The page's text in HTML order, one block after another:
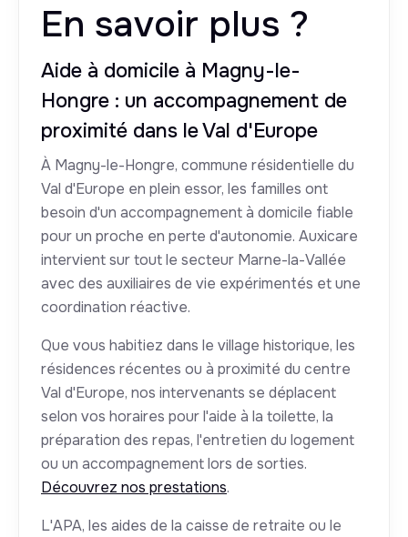
En savoir plus ?
Aide à domicile à Magny-le-
Hongre : un accompagnement de
proximité dans le Val d'Europe
À Magny-le-Hongre, commune résidentielle du
Val d'Europe en plein essor, les familles ont
besoin d'un accompagnement à domicile fiable
pour un proche en perte d'autonomie. Auxicare
intervient sur tout le secteur Marne-la-Vallée
avec des auxiliaires de vie expérimentés et une
coordination réactive.
Que vous habitiez dans le village historique, les
résidences récentes ou à proximité du centre
Val d'Europe, nos intervenants se déplacent
selon vos horaires pour l'aide à la toilette, la
préparation des repas, l'entretien du logement
ou un accompagnement lors de sorties.
Découvrez nos prestations.
L'APA, les aides de la caisse de retraite ou le